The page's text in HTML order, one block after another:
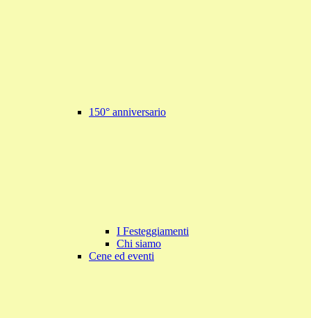
150° anniversario
I Festeggiamenti
Chi siamo
Cene ed eventi